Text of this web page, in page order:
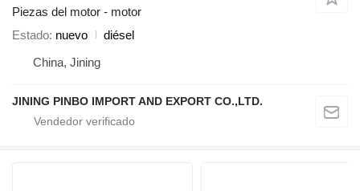
Piezas del motor - motor
Estado nuevo
diésel
China, Jining
JINING PINBO IMPORT AND EXPORT CO.,LTD.